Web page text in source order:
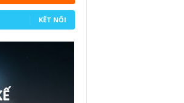
KẾT NỐI